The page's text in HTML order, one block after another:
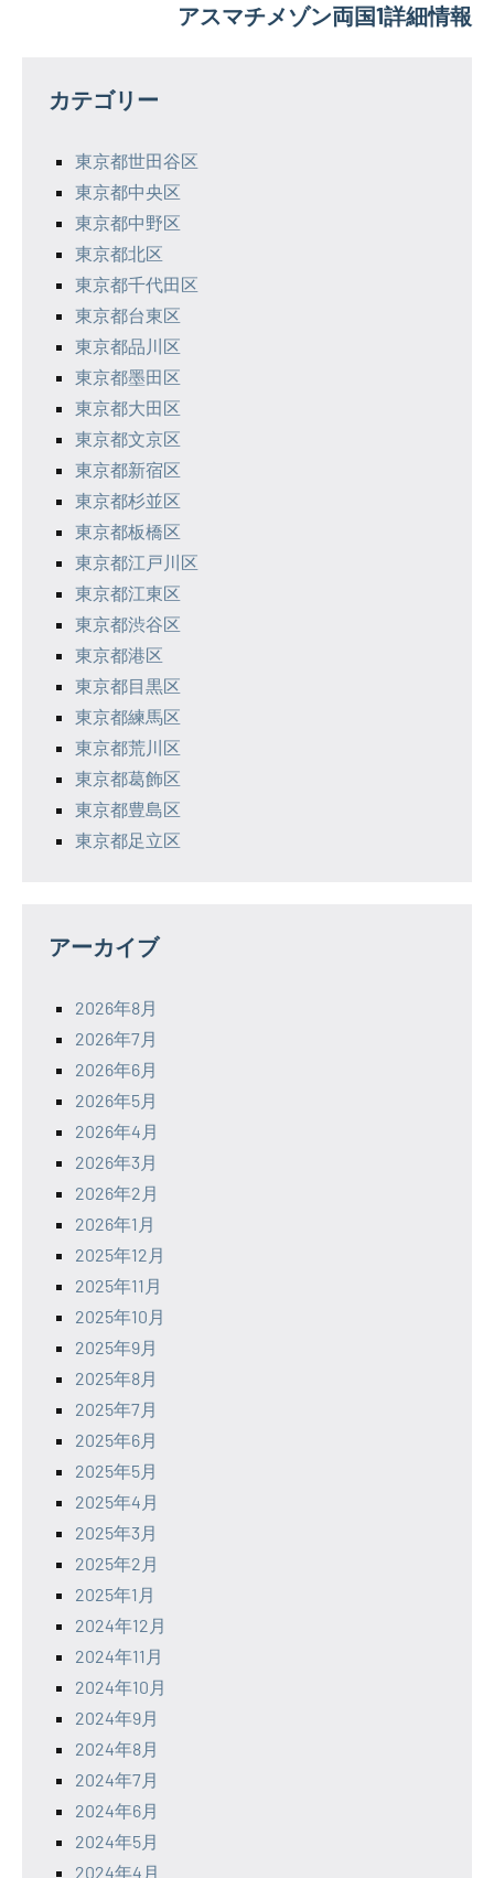
ー
アスマチメゾン両国1詳細情報
カテゴリー
東京都世田谷区
東京都中央区
東京都中野区
東京都北区
東京都千代田区
東京都台東区
東京都品川区
東京都墨田区
東京都大田区
東京都文京区
東京都新宿区
東京都杉並区
東京都板橋区
東京都江戸川区
東京都江東区
東京都渋谷区
東京都港区
東京都目黒区
東京都練馬区
東京都荒川区
東京都葛飾区
東京都豊島区
東京都足立区
アーカイブ
2026年8月
2026年7月
2026年6月
2026年5月
2026年4月
2026年3月
2026年2月
2026年1月
2025年12月
2025年11月
2025年10月
2025年9月
2025年8月
2025年7月
2025年6月
2025年5月
2025年4月
2025年3月
2025年2月
2025年1月
2024年12月
2024年11月
2024年10月
2024年9月
2024年8月
2024年7月
2024年6月
2024年5月
2024年4月